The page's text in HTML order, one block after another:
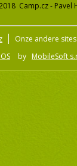
Camp.cz -
Onze andere sites:
by MobileSoft